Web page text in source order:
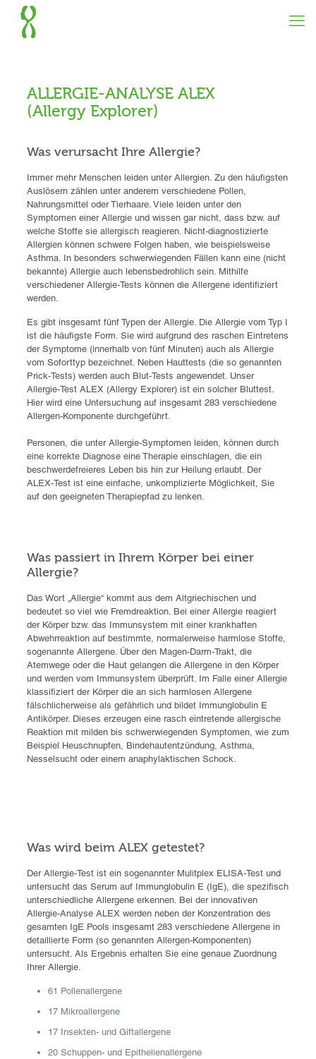
ALLERGIE-ANALYSE ALEX
(Allergy Explorer)
Was verursacht Ihre Allergie?
Immer mehr Menschen leiden unter Allergien. Zu den häufigsten
Auslösern zählen unter anderem verschiedene Pollen,
Nahrungsmittel oder Tierhaare. Viele leiden unter den
Symptomen einer Allergie und wissen gar nicht, dass bzw. auf
welche Stoffe sie allergisch reagieren. Nicht-diagnostizierte
Allergien können schwere Folgen haben, wie beispielsweise
Asthma. In besonders schwerwiegenden Fällen kann eine (nicht
bekannte) Allergie auch lebensbedrohlich sein. Mithilfe
verschiedener Allergie-Tests können die Allergene identifiziert
werden.
Es gibt insgesamt fünf Typen der Allergie. Die Allergie vom Typ I
ist die häufigste Form. Sie wird aufgrund des raschen Eintretens
der Symptome (innerhalb von fünf Minuten) auch als Allergie
vom Soforttyp bezeichnet. Neben Hauttests (die so genannten
Prick-Tests) werden auch Blut-Tests angewendet. Unser
Allergie-Test ALEX (Allergy Explorer) ist ein solcher Bluttest.
Hier wird eine Untersuchung auf insgesamt 283 verschiedene
Allergen-Komponente durchgeführt.
Personen, die unter Allergie-Symptomen leiden, können durch
eine korrekte Diagnose eine Therapie einschlagen, die ein
beschwerdefreieres Leben bis hin zur Heilung erlaubt. Der
ALEX-Test ist eine einfache, unkomplizierte Möglichkeit, Sie
auf den geeigneten Therapiepfad zu lenken.
Was passiert in Ihrem Körper bei einer
Allergie?
Das Wort „Allergie“ kommt aus dem Altgriechischen und
bedeutet so viel wie Fremdreaktion. Bei einer Allergie reagiert
der Körper bzw. das Immunsystem mit einer krankhaften
Abwehrreaktion auf bestimmte, normalerweise harmlose Stoffe,
sogenannte Allergene. Über den Magen-Darm-Trakt, die
Atemwege oder die Haut gelangen die Allergene in den Körper
und werden vom Immunsystem überprüft. Im Falle einer Allergie
klassifiziert der Körper die an sich harmlosen Allergene
fälschlicherweise als gefährlich und bildet Immunglobulin E
Antikörper. Dieses erzeugen eine rasch eintretende allergische
Reaktion mit milden bis schwerwiegenden Symptomen, wie zum
Beispiel Heuschnupfen, Bindehautentzündung, Asthma,
Nesselsucht oder einem anaphylaktischen Schock.
Was wird beim ALEX getestet?
Der Allergie-Test ist ein sogenannter Mulitplex ELISA-Test und
untersucht das Serum auf Immunglobulin E (IgE), die spezifisch
unterschiedliche Allergene erkennen. Bei der innovativen
Allergie-Analyse ALEX werden neben der Konzentration des
gesamten IgE Pools insgesamt 283 verschiedene Allergene in
detaillierte Form (so genannten Allergen-Komponenten)
untersucht. Als Ergebnis erhalten Sie eine genaue Zuordnung
Ihrer Allergie.
61 Pollenallergene
17 Mikroallergene
17 Insekten- und Giftallergene
20 Schuppen- und Epithelienallergene